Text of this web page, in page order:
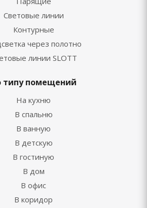
Световые линии
Контурные
через полотно
линии SLOTT
типу помещений
На кухню
В спальню
В ванную
В детскую
В гостиную
В дом
В офис
В коридор